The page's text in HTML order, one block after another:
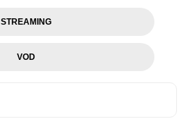
STREAMING
VOD